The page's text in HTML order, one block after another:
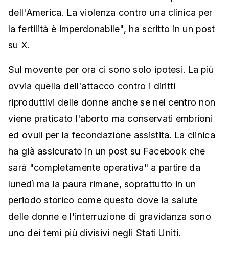
dell'America. La violenza contro una clinica per
la fertilità è imperdonabile", ha scritto in un post
su X.
Sul movente per ora ci sono solo ipotesi. La più
ovvia quella dell'attacco contro i diritti
riproduttivi delle donne anche se nel centro non
viene praticato l'aborto ma conservati embrioni
ed ovuli per la fecondazione assistita. La clinica
ha già assicurato in un post su Facebook che
sarà "completamente operativa" a partire da
lunedì ma la paura rimane, soprattutto in un
periodo storico come questo dove la salute
delle donne e l'interruzione di gravidanza sono
uno dei temi più divisivi negli Stati Uniti.